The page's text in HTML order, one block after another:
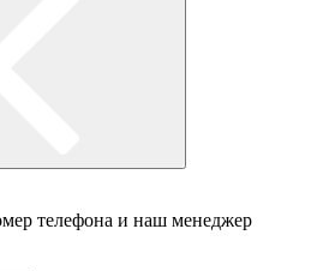
телефона и наш менеджер